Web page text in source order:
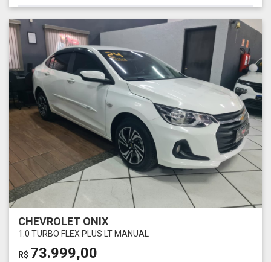
CHEVROLET ONIX
1.0 TURBO FLEX PLUS LT MANUAL
R$ 73.999,00